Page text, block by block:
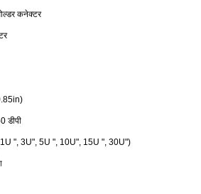
कनेक्टर
डीपी
(1U ", 3U", 5U ", 10U", 15U ", 30U")